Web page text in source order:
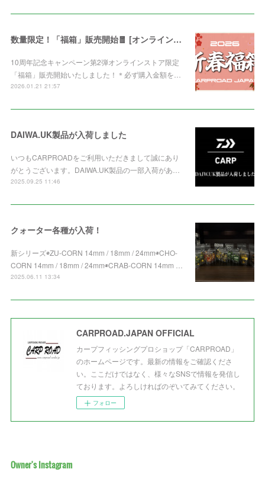
数量限定！「福箱」販売開始🧧 [オンライン限定]
10周年記念キャンペーン第2弾オンラインストア限定
「福箱」販売開始いたしました！＊必ず購入金額を…
2026.01.21 21:57
DAIWA.UK製品が入荷しました
いつもCARPROADをご利用いただきまして誠にあり
がとうございます。DAIWA.UK製品の一部入荷があ…
2025.09.25 11:46
クォーター各種が入荷！
新シリーズ◉ZU-CORN 14mm / 18mm / 24mm◉CHO-
CORN 14mm / 18mm / 24mm◉CRAB-CORN 14mm …
2025.06.11 13:34
CARPROAD.JAPAN OFFICIAL
カープフィッシングプロショップ「CARPROAD」
のホームページです。最新の情報をご確認くださ
い。ここだけではなく、様々なSNSで情報を発信し
ております。よろしければのぞいてみてください。
フォロー
Owner's Instagram